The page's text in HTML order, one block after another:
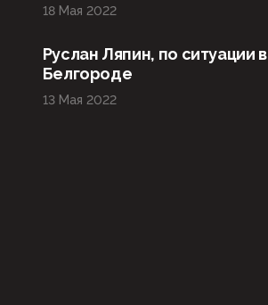
18 Мая 2022
Руслан Ляпин, по ситуации в
Белгороде
13 Мая 2022